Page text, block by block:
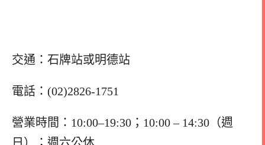
交通：石牌站或明德站
電話：(02)2826-1751
營業時間：10:00–19:30；10:00 – 14:30（週